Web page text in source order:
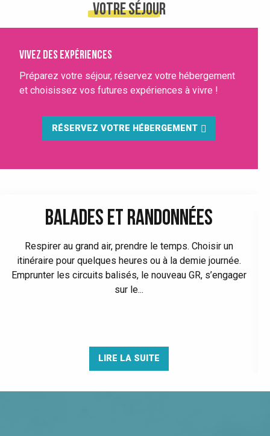
VOTRE SÉJOUR
Vivez des expériences
Préparez votre séjour, réservez votre hébergement
et choisissez vos futures expériences à vivre !
RÉSERVEZ VOTRE HÉBERGEMENT
BALADES ET RANDONNÉES
Respirer au grand air, prendre le temps. Choisir un
itinéraire pour quelques heures ou à la demie journée.
Emprunter les circuits balisés, le nouveau GR, s’engager
sur le...
LIRE LA SUITE